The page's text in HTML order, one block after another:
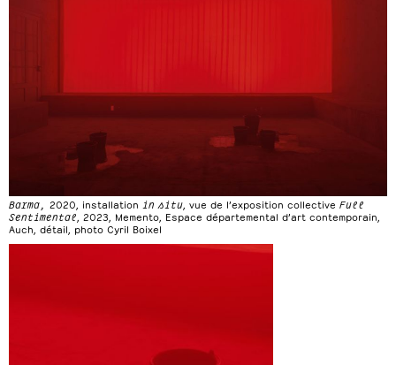
Barma, 2020, installation in situ, vue de l’exposition collective Full
Sentimental, 2023, Memento, Espace départemental d’art contemporain,
Auch, détail, photo Cyril Boixel